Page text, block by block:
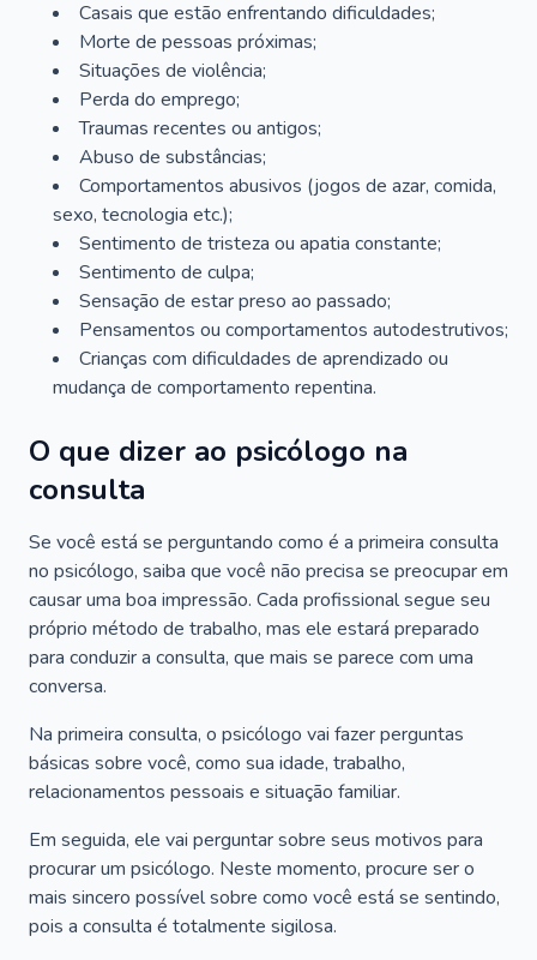
Casais que estão enfrentando dificuldades;
Morte de pessoas próximas;
Situações de violência;
Perda do emprego;
Traumas recentes ou antigos;
Abuso de substâncias;
Comportamentos abusivos (jogos de azar, comida,
sexo, tecnologia etc.);
Sentimento de tristeza ou apatia constante;
Sentimento de culpa;
Sensação de estar preso ao passado;
Pensamentos ou comportamentos autodestrutivos;
Crianças com dificuldades de aprendizado ou
mudança de comportamento repentina.
O que dizer ao psicólogo na
consulta
Se você está se perguntando como é a primeira consulta
no psicólogo, saiba que você não precisa se preocupar em
causar uma boa impressão. Cada profissional segue seu
próprio método de trabalho, mas ele estará preparado
para conduzir a consulta, que mais se parece com uma
conversa.
Na primeira consulta, o psicólogo vai fazer perguntas
básicas sobre você, como sua idade, trabalho,
relacionamentos pessoais e situação familiar.
Em seguida, ele vai perguntar sobre seus motivos para
procurar um psicólogo. Neste momento, procure ser o
mais sincero possível sobre como você está se sentindo,
pois a consulta é totalmente sigilosa.